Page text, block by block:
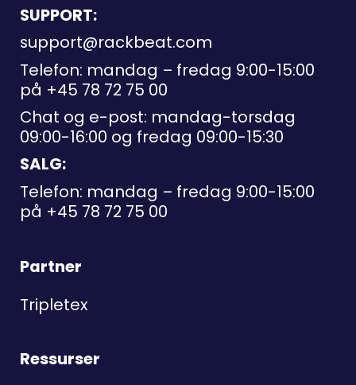
SUPPORT:
support@rackbeat.com
Telefon: mandag – fredag 9:00-15:00
på +45 78 72 75 00
Chat og e-post: mandag-torsdag
09:00-16:00 og fredag 09:00-15:30
SALG:
Telefon: mandag – fredag 9:00-15:00
på +45 78 72 75 00
Partner
Tripletex
Ressurser